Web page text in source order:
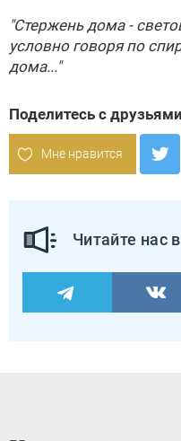
"Стержень дома -
условно говоря по
дома..."
Поделитесь с друзьями
Мне нравится
Читайте нас